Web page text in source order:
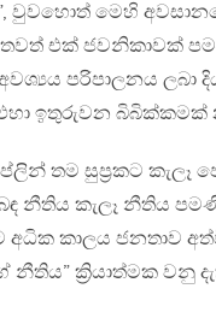
වුවහොත් මෙහි
එක් ජවනිකාවක්
පරිපාලනය ලබා
ඉතුරුවන බිබික්කමක්
තම සුප්‍රකට කැලෑ
නීතිය කැලෑ නීතිය
අධික කාලය ජනතාව
නීතිය” ක්‍රියාත්මක